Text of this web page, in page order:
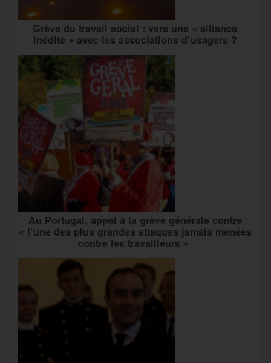
Grève du travail social : vers une « alliance
inédite » avec les associations d’usagers ?
Au Portugal, appel à la grève générale contre
« l’une des plus grandes attaques jamais menées
contre les travailleurs »